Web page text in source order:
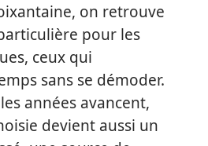
on retrouve
pour les
ceux qui
sans se démoder.
années avancent,
devient aussi un